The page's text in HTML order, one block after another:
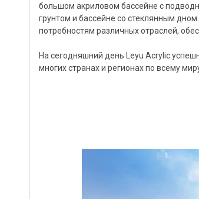
большом акриловом бассейне с
грунтом и бассейне со стеклянным
потребностям различных отраслей,
На сегодняшний день Leyu Acrylic
многих странах и регионах по всему